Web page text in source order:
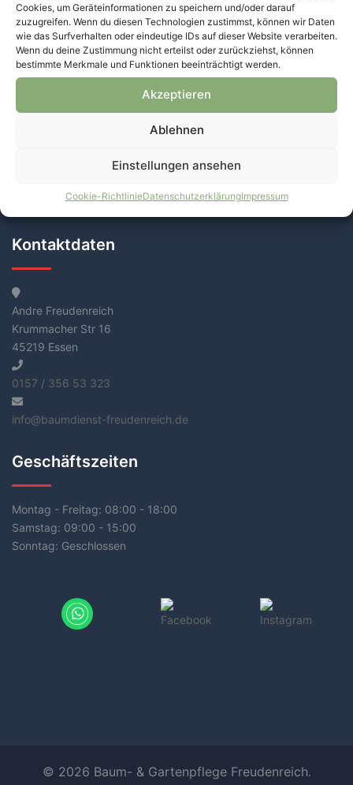
Cookies, um Geräteinformationen zu speichern und/oder darauf
zuzugreifen. Wenn du diesen Technologien zustimmst, können wir Daten
wie das Surfverhalten oder eindeutige IDs auf dieser Website verarbeiten.
Wenn du deine Zustimmung nicht erteilst oder zurückziehst, können
bestimmte Merkmale und Funktionen beeinträchtigt werden.
Akzeptieren
Ablehnen
Einstellungen ansehen
Cookie-RichtlinieDatenschutzerklärungImpressum
Diese Daten werden durch den DWD bereitgestellt
Kontaktdaten
Andre Freudenreich
Krummacher Str 16
45219 Essen
0157 / 356 53 323
info@baumdienst-freudenreich.de
Geschäftszeiten
Montag - Freitag: 08:00 - 18:00
Samstag: 09:00 - 15:00
Sonntag: Geschlossen
© 2026 Baum- & Gartenpflege Freudenreich.